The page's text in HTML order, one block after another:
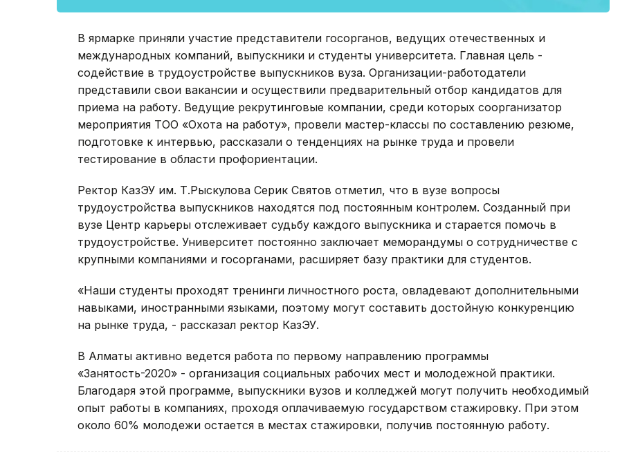
В ярмарке приняли участие представители госорганов, ведущих отечественных и
международных компаний, выпускники и студенты университета. Главная цель -
содействие в трудоустройстве выпускников вуза. Организации-работодатели
представили свои вакансии и осуществили предварительный отбор кандидатов для
приема на работу. Ведущие рекрутинговые компании, среди которых соорганизатор
мероприятия ТОО «Охота на работу», провели мастер-классы по составлению резюме,
подготовке к интервью, рассказали о тенденциях на рынке труда и провели
тестирование в области профориентации.
Ректор КазЭУ им. Т.Рыскулова Серик Святов отметил, что в вузе вопросы
трудоустройства выпускников находятся под постоянным контролем. Созданный при
вузе Центр карьеры отслеживает судьбу каждого выпускника и старается помочь в
трудоустройстве. Университет постоянно заключает меморандумы о сотрудничестве с
крупными компаниями и госорганами, расширяет базу практики для студентов.
«Наши студенты проходят тренинги личностного роста, овладевают дополнительными
навыками, иностранными языками, поэтому могут составить достойную конкуренцию
на рынке труда, - рассказал ректор КазЭУ.
В Алматы активно ведется работа по первому направлению программы
«Занятость-2020» - организация социальных рабочих мест и молодежной практики.
Благодаря этой программе, выпускники вузов и колледжей могут получить необходимый
опыт работы в компаниях, проходя оплачиваемую государством стажировку. При этом
около 60% молодежи остается в местах стажировки, получив постоянную работу.